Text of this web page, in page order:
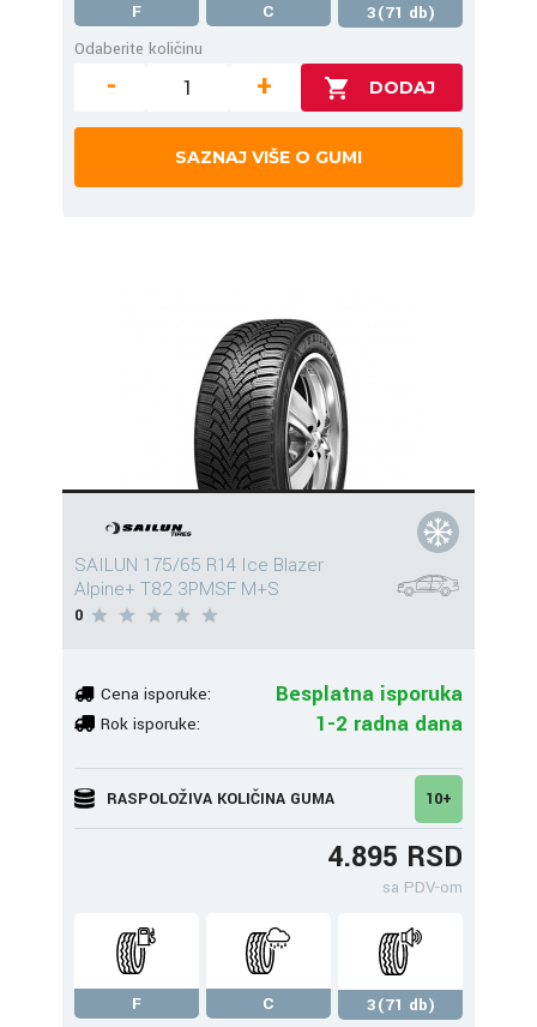
F C
3(71 db)
Odaberite količinu
- +
SAZNAJ VIŠE O GUMI
SAILUN 175/65 R14 Ice Blazer
Alpine+ T82 3PMSF M+S
0
Cena isporuke: Besplatna isporuka
Rok isporuke: 1-2 radna dana
RASPOLOŽIVA KOLIČINA GUMA 10+
4.895 RSD
sa PDV-om
F C
3(71 db)